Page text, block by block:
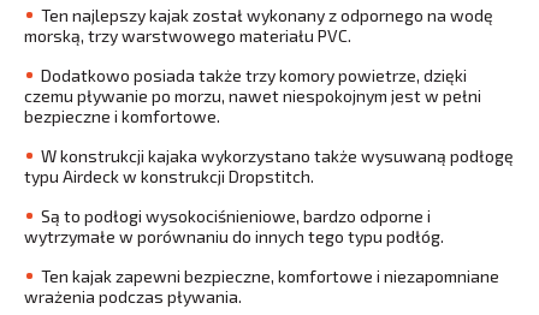
Ten najlepszy kajak został wykonany z odpornego na wodę
morską, trzy warstwowego materiału PVC.
Dodatkowo posiada także trzy komory powietrze, dzięki
czemu pływanie po morzu, nawet niespokojnym jest w pełni
bezpieczne i komfortowe.
W konstrukcji kajaka wykorzystano także wysuwaną podłogę
typu Airdeck w konstrukcji Dropstitch.
Są to podłogi wysokociśnieniowe, bardzo odporne i
wytrzymałe w porównaniu do innych tego typu podłóg.
Ten kajak zapewni bezpieczne, komfortowe i niezapomniane
wrażenia podczas pływania.